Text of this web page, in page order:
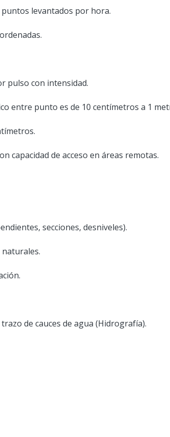
levantados por hora.
pulso con intensidad.
entre punto es de 10 centímetros a 1
capacidad de acceso en áreas remotas.
secciones, desniveles).
de cauces de agua (Hidrografía).